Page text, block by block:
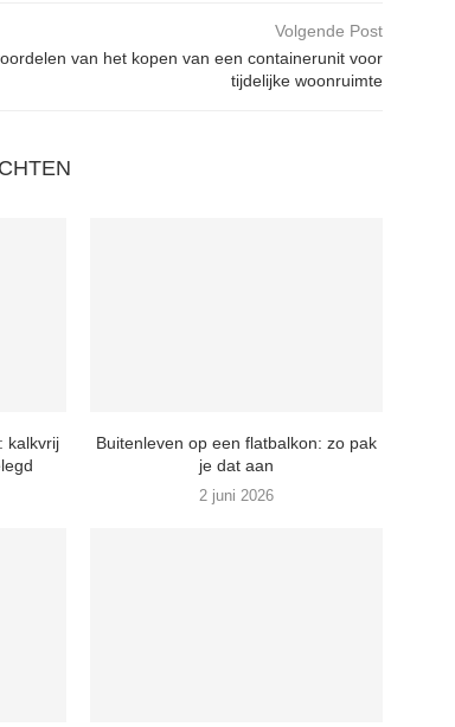
Volgende Post
van het kopen van een containerunit voor
tijdelijke woonruimte
kalkvrij
Buitenleven op een flatbalkon: zo pak
je dat aan
2 juni 2026